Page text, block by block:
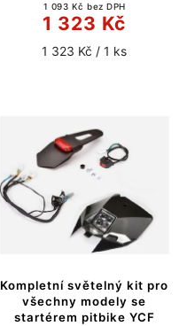
1 093 Kč bez DPH
1 323 Kč
1 323 Kč / 1 ks
Kompletní světelný kit pro
všechny modely se
startérem pitbike YCF